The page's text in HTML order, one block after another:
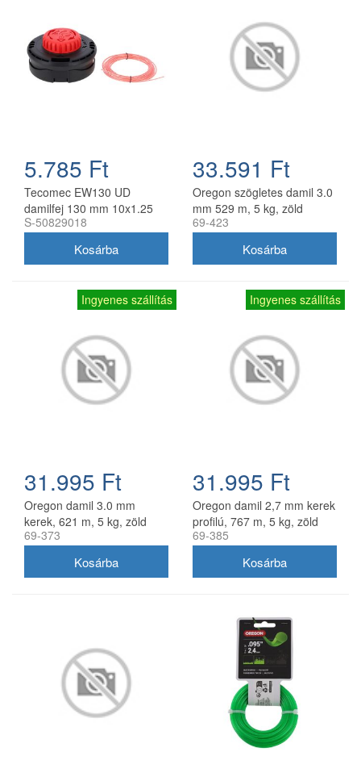
5.785 Ft
Tecomec EW130 UD
damilfej 130 mm 10x1.25
balos belső menettel
S-50829018
33.591 Ft
Oregon szögletes damil 3.0
mm 529 m, 5 kg, zöld
69-423
Ingyenes szállítás
31.995 Ft
Oregon damil 3.0 mm
kerek, 621 m, 5 kg, zöld
69-373
Ingyenes szállítás
31.995 Ft
Oregon damil 2,7 mm kerek
profilú, 767 m, 5 kg, zöld
69-385